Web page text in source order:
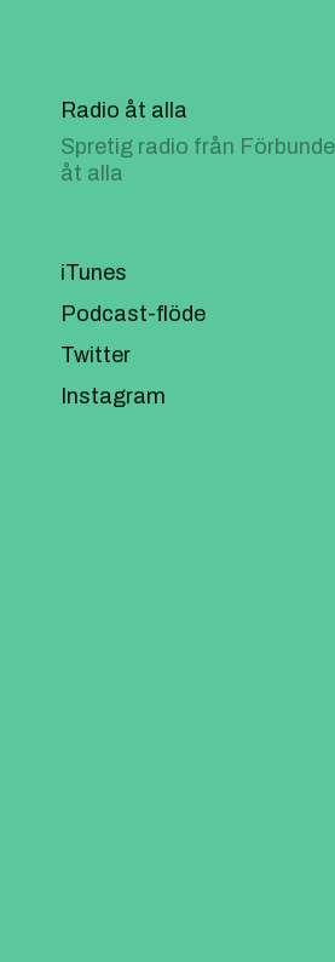
Radio åt alla
Spretig radio från
åt alla
iTunes
Podcast-flöde
Twitter
Instagram